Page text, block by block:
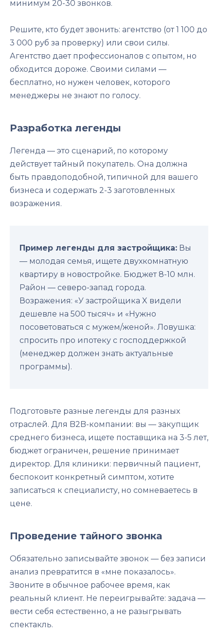
минимум 20-30 звонков.
Решите, кто будет звонить: агентство (от 1 100 до
3 000 руб за проверку) или свои силы.
Агентство дает профессионалов с опытом, но
обходится дороже. Своими силами —
бесплатно, но нужен человек, которого
менеджеры не знают по голосу.
Разработка легенды
Легенда — это сценарий, по которому
действует тайный покупатель. Она должна
быть правдоподобной, типичной для вашего
бизнеса и содержать 2-3 заготовленных
возражения.
Пример легенды для застройщика: Вы
— молодая семья, ищете двухкомнатную
квартиру в новостройке. Бюджет 8-10 млн.
Район — северо-запад города.
Возражения: «У застройщика X видели
дешевле на 500 тысяч» и «Нужно
посоветоваться с мужем/женой». Ловушка:
спросить про ипотеку с господдержкой
(менеджер должен знать актуальные
программы).
Подготовьте разные легенды для разных
отраслей. Для B2B-компании: вы — закупщик
среднего бизнеса, ищете поставщика на 3-5 лет,
бюджет ограничен, решение принимает
директор. Для клиники: первичный пациент,
беспокоит конкретный симптом, хотите
записаться к специалисту, но сомневаетесь в
цене.
Проведение тайного звонка
Обязательно записывайте звонок — без записи
анализ превратится в «мне показалось».
Звоните в обычное рабочее время, как
реальный клиент. Не переигрывайте: задача —
вести себя естественно, а не разыгрывать
спектакль.